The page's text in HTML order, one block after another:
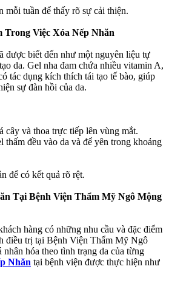
mỗi tuần để thấy rõ sự cải thiện.
Việc Xóa Nếp Nhăn
được biết đến như một nguyên liệu tự
da. Gel nha đam chứa nhiều vitamin A,
tác dụng kích thích tái tạo tế bào, giúp
sự đàn hồi của da.
cây và thoa trực tiếp lên vùng mắt.
thấm đều vào da và để yên trong khoảng
để có kết quả rõ rệt.
Tại Bệnh Viện Thẩm Mỹ Ngô Mộng
hàng có những nhu cầu và đặc điểm
điều trị tại Bệnh Viện Thẩm Mỹ Ngô
hóa theo tình trạng da của từng
Nhăn tại bệnh viện được thực hiện như